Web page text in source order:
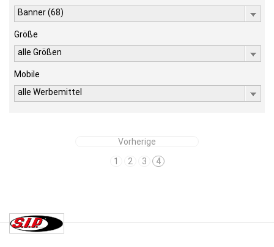
Banner (68)
Größe
alle Größen
Mobile
alle Werbemittel
Vorherige
1
2 3 4